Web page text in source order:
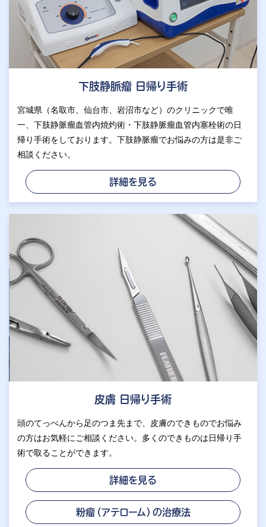
下肢静脈瘤 日帰り手術
宮城県（名取市、仙台市、岩沼市など）のクリニックで唯
一、下肢静脈瘤血管内焼灼術・下肢静脈瘤血管内塞栓術の日
帰り手術をしております。下肢静脈瘤でお悩みの方は是非ご
相談ください。
詳細を見る
皮膚 日帰り手術
頭のてっぺんから足のつま先まで、皮膚のできものでお悩み
の方はお気軽にご相談ください。多くのできものは日帰り手
術で取ることができます。
詳細を見る
粉瘤（アテローム）の治療法